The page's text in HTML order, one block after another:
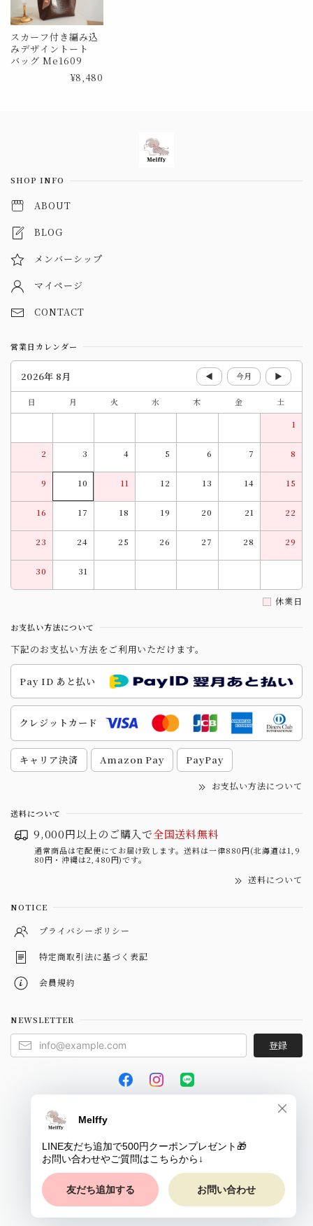
スカーフ付き編み込
みデザイントート
バッグ Me1609
¥8,480
SHOP INFO
ABOUT
BLOG
メンバーシップ
マイページ
CONTACT
営業日カレンダー
2026年 8月 ◀ 今月 ▶
日 月 火 水 木 金
土
1
2 3 4 5 6 7 8
9 10 11 12 13 14 15
16 17 18 19 20 21 22
23 24 25 26 27 28 29
30 31
休業日
お支払い方法について
下記のお支払い方法をご利用いただけます。
Pay ID あと払い
クレジットカード
キャリア決済 Amazon Pay PayPay
お支払い方法について
送料について
9,000円以上のご購入で全国送料無料
通常商品は宅配便にてお届け致します。送料は一律880円(北海道は1,9
80円・沖縄は2,480円)です。
送料について
NOTICE
プライバシーポリシー
特定商取引法に基づく表記
会員規約
NEWSLETTER
登録